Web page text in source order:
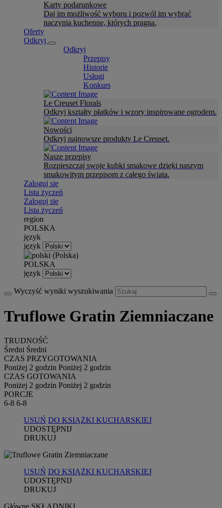
Karty podarunkowe
Daj im możliwość wyboru i pozwól im wybrać
naczynia kuchenne, których pragną.
Oferty
Odkryj
Odkryj
Przepisy
Historie
Usługi
Konkurs
Le Creuset Florals
Odkryj kształty płatków i wzory inspirowane ogrodem.
Nowości
Odkryj najnowsze produkty Le Creuset.
Nasze przepisy
Rozpieszczaj swoje kubki smakowe dzięki naszym
smakowitym przepisom z całego świata.
Zaloguj się
Lista życzeń
Zaloguj się
Lista życzeń
region
POLSKA
język
język
POLSKA
język
Wyczyść wyniki wyszukiwania
Truflowe Gratin Ziemniaczane
TRUDNOŚĆ
Średni Średni
CZAS PRZYGOTOWANIA
Poniżej 2 godzin Poniżej 2 godzin
CZAS GOTOWANIA
Poniżej 2 godzin Poniżej 2 godzin
PORCJE
6-8 6-8
USUŃ DO KSIĄŻKI KUCHARSKIEJ
UDOSTĘPNIJ
DRUKUJ
USUŃ DO KSIĄŻKI KUCHARSKIEJ
UDOSTĘPNIJ
DRUKUJ
Główne SKŁADNIKI